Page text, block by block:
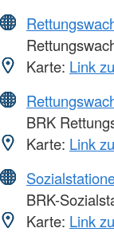
Karte: Link
BRK
Karte: Link
BRK-
Karte: Link